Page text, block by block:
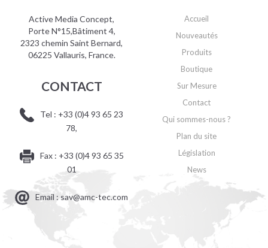
Active Media Concept,
Porte N°15,Bâtiment 4,
2323 chemin Saint Bernard,
06225 Vallauris, France.
CONTACT
Tel : +33 (0)4 93 65 23
78,
Fax : +33 (0)4 93 65 35
01
Email : sav@amc-tec.com
Accueil
Nouveautés
Produits
Boutique
Sur Mesure
Contact
Qui sommes-nous ?
Plan du site
Législation
News